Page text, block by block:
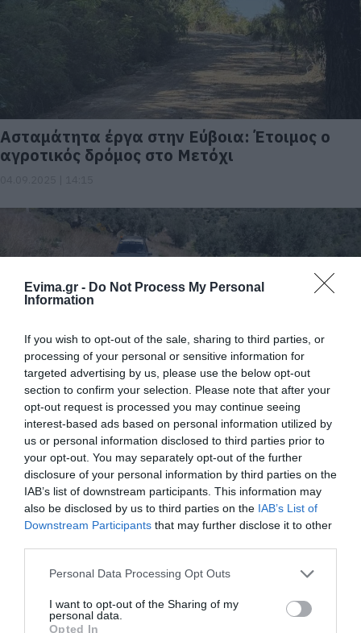
Evima.gr - Do Not Process My Personal
Information
If you wish to opt-out of the sale, sharing to third parties, or
processing of your personal or sensitive information for
targeted advertising by us, please use the below opt-out
section to confirm your selection. Please note that after your
opt-out request is processed you may continue seeing
interest-based ads based on personal information utilized by
us or personal information disclosed to third parties prior to
your opt-out. You may separately opt-out of the further
disclosure of your personal information by third parties on the
IAB’s list of downstream participants. This information may
also be disclosed by us to third parties on the IAB’s List of
Downstream Participants that may further disclose it to other
Please note that this website/app uses one or more Google
not limited to your visit or usage behaviour. You may click to
grant or deny consent to Google and its third-party tags to
Personal Data Processing Opt Outs
I want to opt-out of the Sharing of my
personal data.
Opted In
Ασταμάτητα έργα στην Εύβοια: Έτοιμος ο
αγροτικός δρόμος στο Μετόχι
Τροχαίο στην Εύβοια: Εγκλωβίστηκε 4χ4 σε
αγροτικό δρόμο (εικόνες)
18.03.2024 | 15:20